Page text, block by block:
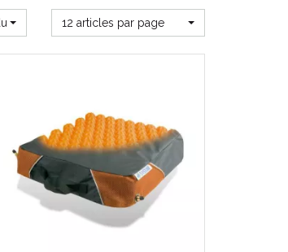
12 articles par page